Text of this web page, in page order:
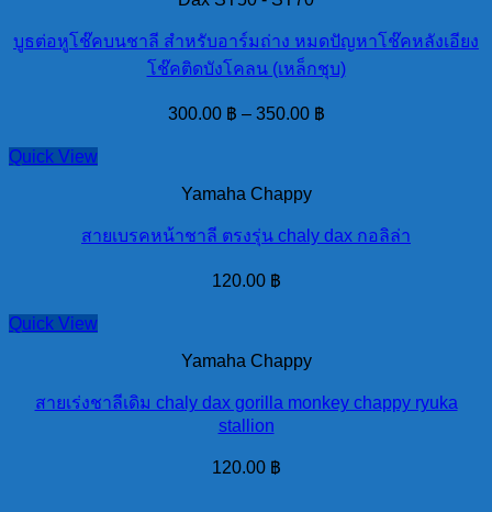
บูธต่อหูโช๊คบนชาลี สำหรับอาร์มถ่าง หมดปัญหาโช๊คหลังเอียง
โช๊คติดบังโคลน (เหล็กชุบ)
300.00 ฿ – 350.00 ฿
Quick View
Yamaha Chappy
สายเบรคหน้าชาลี ตรงรุ่น chaly dax กอลิล่า
120.00 ฿
Quick View
Yamaha Chappy
สายเร่งชาลีเดิม chaly dax gorilla monkey chappy ryuka
stallion
120.00 ฿